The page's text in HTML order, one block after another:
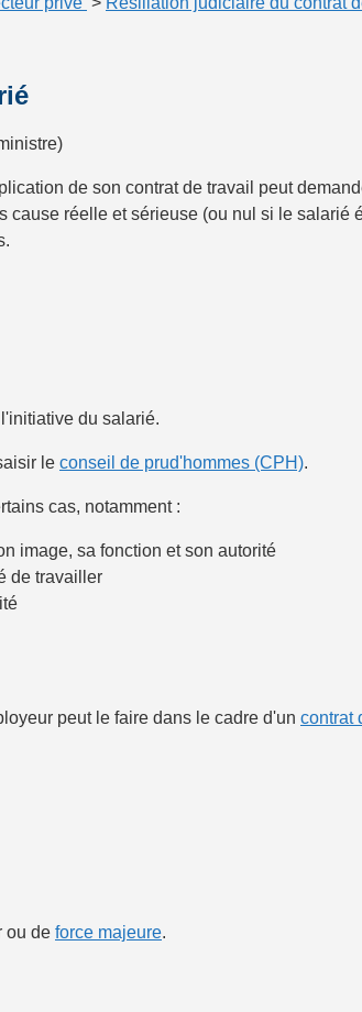
de son contrat de travail peut
réelle et sérieuse (ou nul si le
du salarié.
le conseil de prud'hommes (CPH).
cas, notamment :
image, sa fonction et son autorité
de travailler
peut le faire dans le cadre d'un contrat
ou de force majeure.